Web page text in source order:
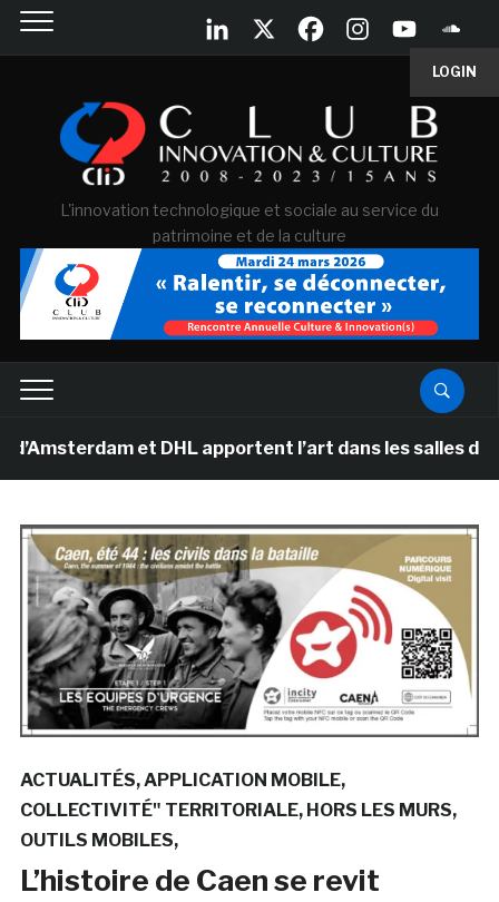
LOGIN
L'innovation technologique et sociale au service du
patrimoine et de la culture
et DHL apportent l’art dans les salles de classe
ACTUALITÉS APPLICATION MOBILE
COLLECTIVITÉ" TERRITORIALE HORS LES MURS
OUTILS MOBILES
L’histoire de Caen se revit